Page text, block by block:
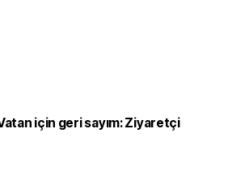
için geri sayım: Ziyaretçi